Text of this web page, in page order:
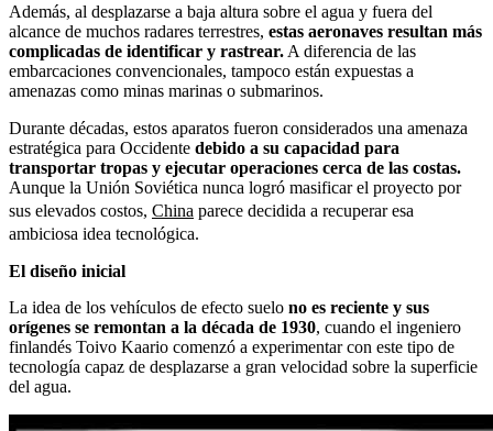
Además, al desplazarse a baja altura sobre el agua y fuera del
alcance de muchos radares terrestres, estas aeronaves resultan más
complicadas de identificar y rastrear. A diferencia de las
embarcaciones convencionales, tampoco están expuestas a
amenazas como minas marinas o submarinos.
Durante décadas, estos aparatos fueron considerados una amenaza
estratégica para Occidente debido a su capacidad para
transportar tropas y ejecutar operaciones cerca de las costas.
Aunque la Unión Soviética nunca logró masificar el proyecto por
sus elevados costos, China parece decidida a recuperar esa
ambiciosa idea tecnológica.
El diseño inicial
La idea de los vehículos de efecto suelo no es reciente y sus
orígenes se remontan a la década de 1930, cuando el ingeniero
finlandés Toivo Kaario comenzó a experimentar con este tipo de
tecnología capaz de desplazarse a gran velocidad sobre la superficie
del agua.